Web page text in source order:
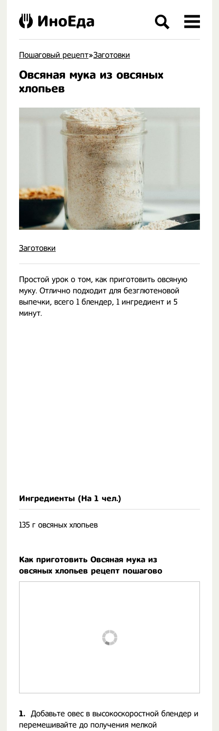
Пошаговый рецепт»Заготовки
Овсяная мука из овсяных
хлопьев
Заготовки
Простой урок о том, как приготовить овсяную
муку. Отлично подходит для безглютеновой
выпечки, всего 1 блендер, 1 ингредиент и 5
минут.
Ингредиенты (На 1 чел.)
135 г овсяных хлопьев
Как приготовить Овсяная мука из
овсяных хлопьев рецепт пошагово
1. Добавьте овес в высокоскоростной блендер и
перемешивайте до получения мелкой
ИноЕда